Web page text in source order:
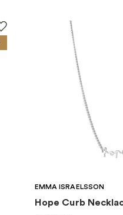
EMMA ISRAELSSON
Hope Curb